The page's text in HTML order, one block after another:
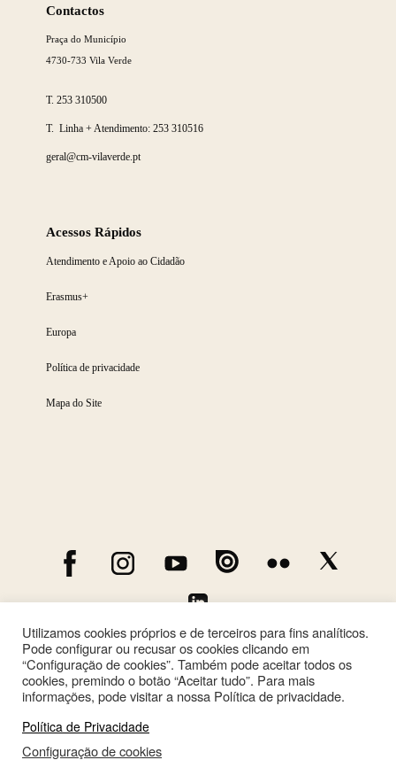
Contactos
Praça do Município
4730-733 Vila Verde
T.253 310500
T. Linha + Atendimento: 253 310516
geral@cm-vilaverde.pt
Acessos Rápidos
Atendimento e Apoio ao Cidadão
Erasmus+
Europa
Política de privacidade
Mapa do Site
Utilizamos cookies próprios e de terceiros para fins analíticos.
Pode configurar ou recusar os cookies clicando em
“Configuração de cookies”. Também pode aceitar todos os
cookies, premindo o botão “Aceitar tudo”. Para mais
informações, pode visitar a nossa Política de privacidade.
Política de Privacidade
Configuração de cookies